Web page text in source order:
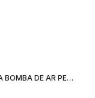
KIT DE AGULHAS PARA BOMBA DE AR PENALTY